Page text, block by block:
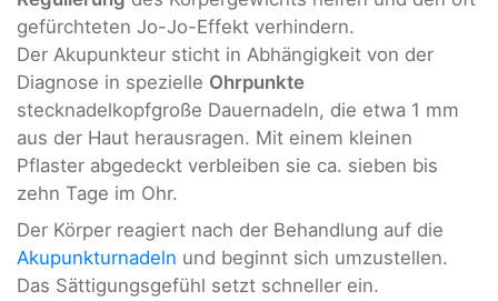
gefürchteten Jo-Jo-Effekt verhindern.
Der Akupunkteur sticht in Abhängigkeit von der
Diagnose in spezielle Ohrpunkte
stecknadelkopfgroße Dauernadeln, die etwa 1 mm
aus der Haut herausragen. Mit einem kleinen
Pflaster abgedeckt verbleiben sie ca. sieben bis
zehn Tage im Ohr.
Der Körper reagiert nach der Behandlung auf die
Akupunkturnadeln und beginnt sich umzustellen.
Das Sättigungsgefühl setzt schneller ein.